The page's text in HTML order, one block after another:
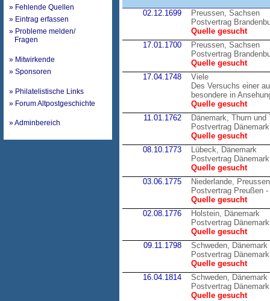
» Fehlende Quellen
» Eintrag erfassen
» Probleme melden/
Fragen
» Mitwirkende
» Sponsoren
» Philatelistische Links
» Forum Altpostgeschichte
» Adminbereich
02.12.1699
Preussen, Sachsen
Postvertrag
Quelle gesucht
17.01.1700
Preussen, Sachsen
Postvertrag
Quelle gesucht
17.04.1748
Viele
Des Versuchs einer
besondere in
Quelle gesucht
11.01.1762
Dänemark, Thurn und
Postvertrag
Quelle gesucht
08.10.1773
Lübeck, Dänemark
Postvertrag
Quelle gesucht
03.06.1775
Niederlande, Preussen
Postvertrag Preußen
Quelle gesucht
02.08.1776
Holstein, Dänemark
Postvertrag
Quelle gesucht
09.11.1798
Schweden, Dänemark
Postvertrag
Quelle gesucht
16.04.1814
Schweden, Dänemark
Postvertrag
Quelle gesucht